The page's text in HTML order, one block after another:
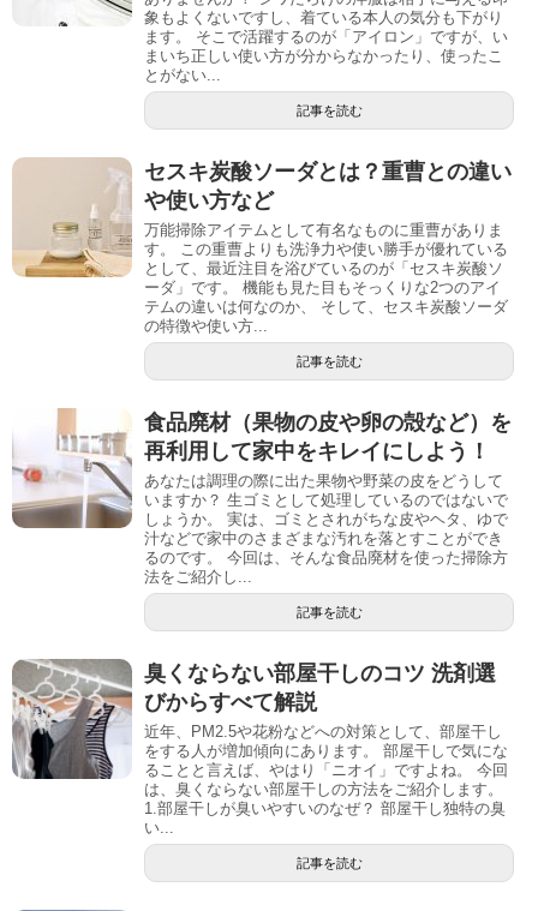
象もよくないですし、着ている本人の気分も下がり
ます。 そこで活躍するのが「アイロン」ですが、い
まいち正しい使い方が分からなかったり、使ったこ
とがない...
記事を読む
セスキ炭酸ソーダとは？重曹との違い
や使い方など
万能掃除アイテムとして有名なものに重曹がありま
す。 この重曹よりも洗浄力や使い勝手が優れている
として、最近注目を浴びているのが「セスキ炭酸ソ
ーダ」です。 機能も見た目もそっくりな2つのアイ
テムの違いは何なのか、 そして、セスキ炭酸ソーダ
の特徴や使い方...
記事を読む
食品廃材（果物の皮や卵の殻など）を
再利用して家中をキレイにしよう！
あなたは調理の際に出た果物や野菜の皮をどうして
いますか？ 生ゴミとして処理しているのではないで
しょうか。 実は、ゴミとされがちな皮やヘタ、ゆで
汁などで家中のさまざまな汚れを落とすことができ
るのです。 今回は、そんな食品廃材を使った掃除方
法をご紹介し...
記事を読む
臭くならない部屋干しのコツ 洗剤選
びからすべて解説
近年、PM2.5や花粉などへの対策として、部屋干し
をする人が増加傾向にあります。 部屋干しで気にな
ることと言えば、やはり「ニオイ」ですよね。 今回
は、臭くならない部屋干しの方法をご紹介します。
1.部屋干しが臭いやすいのなぜ？ 部屋干し独特の臭
い...
記事を読む